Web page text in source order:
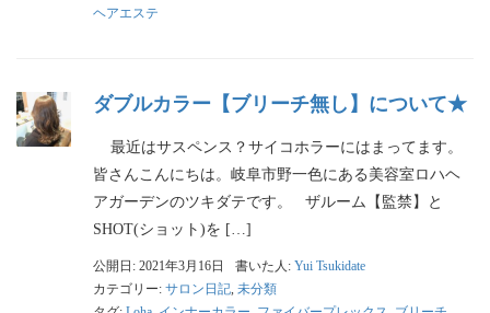
ヘアエステ
ダブルカラー【ブリーチ無し】について★
最近はサスペンス？サイコホラーにはまってます。
皆さんこんにちは。岐阜市野一色にある美容室ロハヘ
アガーデンのツキダテです。 ザルーム【監禁】と
SHOT(ショット)を […]
公開日: 2021年3月16日 書いた人: Yui Tsukidate
カテゴリー: サロン日記, 未分類